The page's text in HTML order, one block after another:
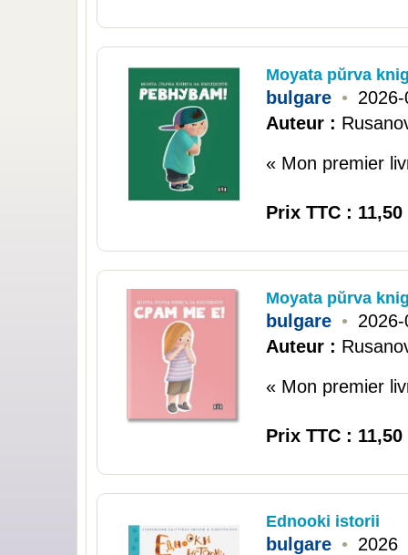
Moyata pŭrva
bulgare •
Auteur :
« Mon premier
Prix TTC : 11,50
Moyata pŭrva
bulgare •
Auteur :
« Mon premier
Prix TTC : 11,50
Ednooki istorii
bulgare • 2026